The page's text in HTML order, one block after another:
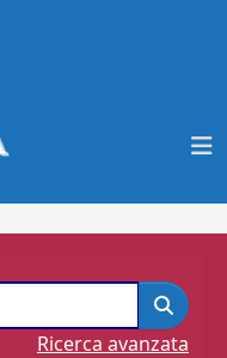
Ricerca avanzata